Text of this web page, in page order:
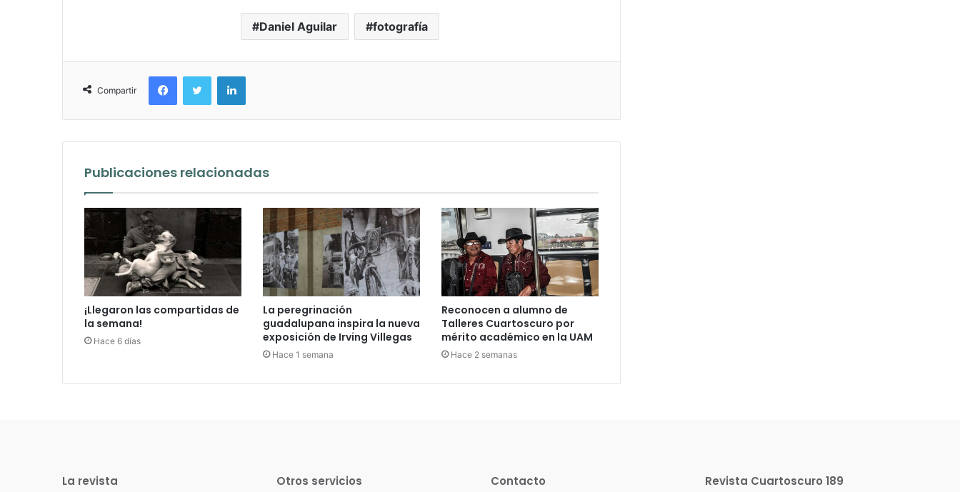
Daniel Aguilar fotografía
Compartir
FacebookTwitter LinkedIn
Publicaciones relacionadas
¡Llegaron las compartidas de
la semana!
Hace 6 días
La peregrinación
guadalupana inspira la nueva
exposición de Irving Villegas
Hace 1 semana
Reconocen a alumno de
Talleres Cuartoscuro por
mérito académico en la UAM
Hace 2 semanas
La revista Otros servicios Contacto Revista Cuartoscuro 189